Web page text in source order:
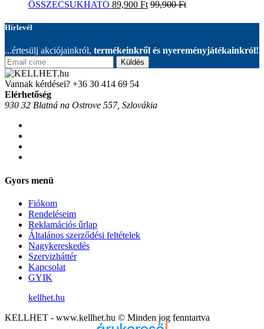
ÖSSZECSUKHATÓ 89,900 Ft 99,900Ft
Hírlevél
...értesülj akciójainkról, termékeinkről és nyereményjátékainkról!
Küldés
Vannak kérdései? +36 30 414 69 54
Elérhetőség
930 32 Blatná na Ostrove 557, Szlovákia
Gyors menü
Fiókom
Rendeléseim
Reklamációs űrlap
Általános szerződési feltételek
Nagykereskedés
Szervizháttér
Kapcsolat
GYIK
kellhet.hu
KELLHET - www.kellhet.hu © Minden jog fenntartva